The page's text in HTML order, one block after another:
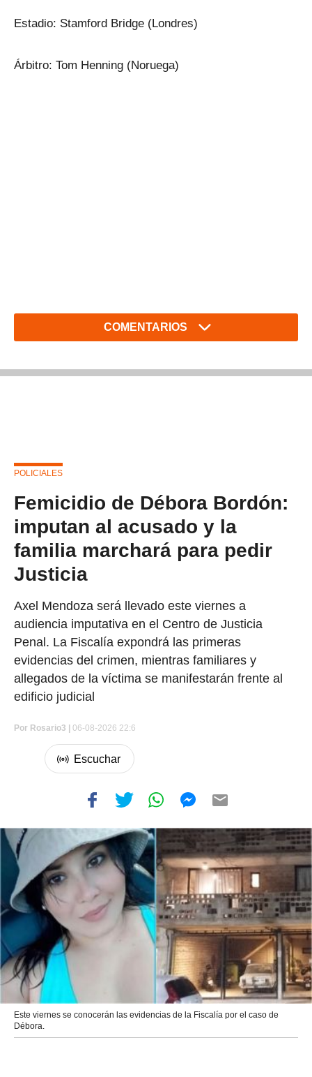
Estadio: Stamford Bridge (Londres)
Árbitro: Tom Henning (Noruega)
COMENTARIOS